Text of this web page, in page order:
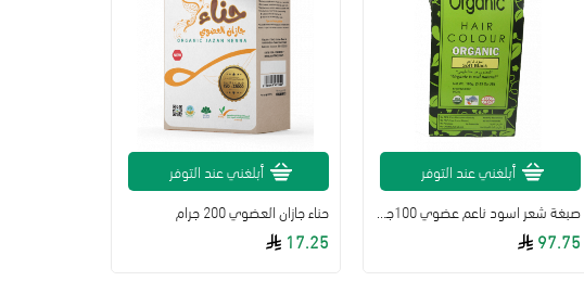
97.75
أبلغني عند التوفر
حناء جازان العضوي 200 جرام
17.25
أبلغني عند التوفر